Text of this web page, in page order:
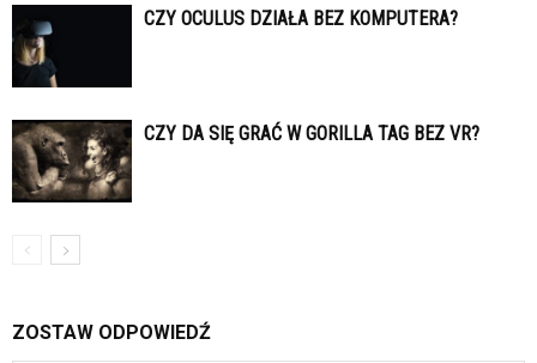
CZY OCULUS DZIAŁA BEZ KOMPUTERA?
CZY DA SIĘ GRAĆ W GORILLA TAG BEZ VR?
ZOSTAW ODPOWIEDŹ